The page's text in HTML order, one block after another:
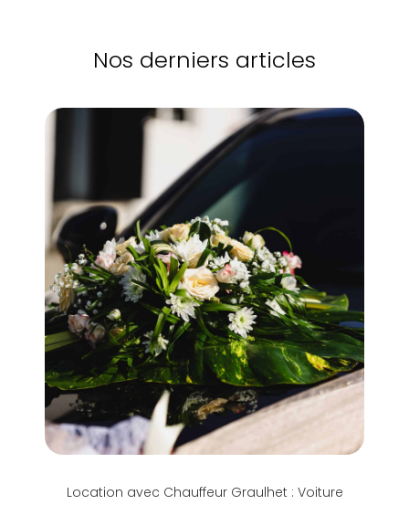
Nos derniers articles
Location avec Chauffeur Graulhet : Voiture